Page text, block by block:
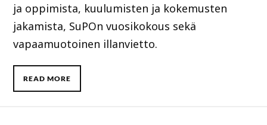
ja oppimista, kuulumisten ja kokemusten
jakamista, SuPOn vuosikokous sekä
vapaamuotoinen illanvietto.
READ MORE